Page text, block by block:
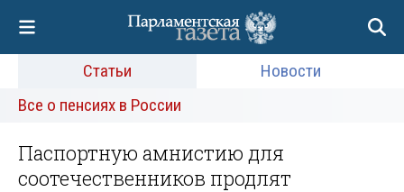
Статьи
Новости
Все о пенсиях в России
Паспортную амнистию для
соотечественников продлят